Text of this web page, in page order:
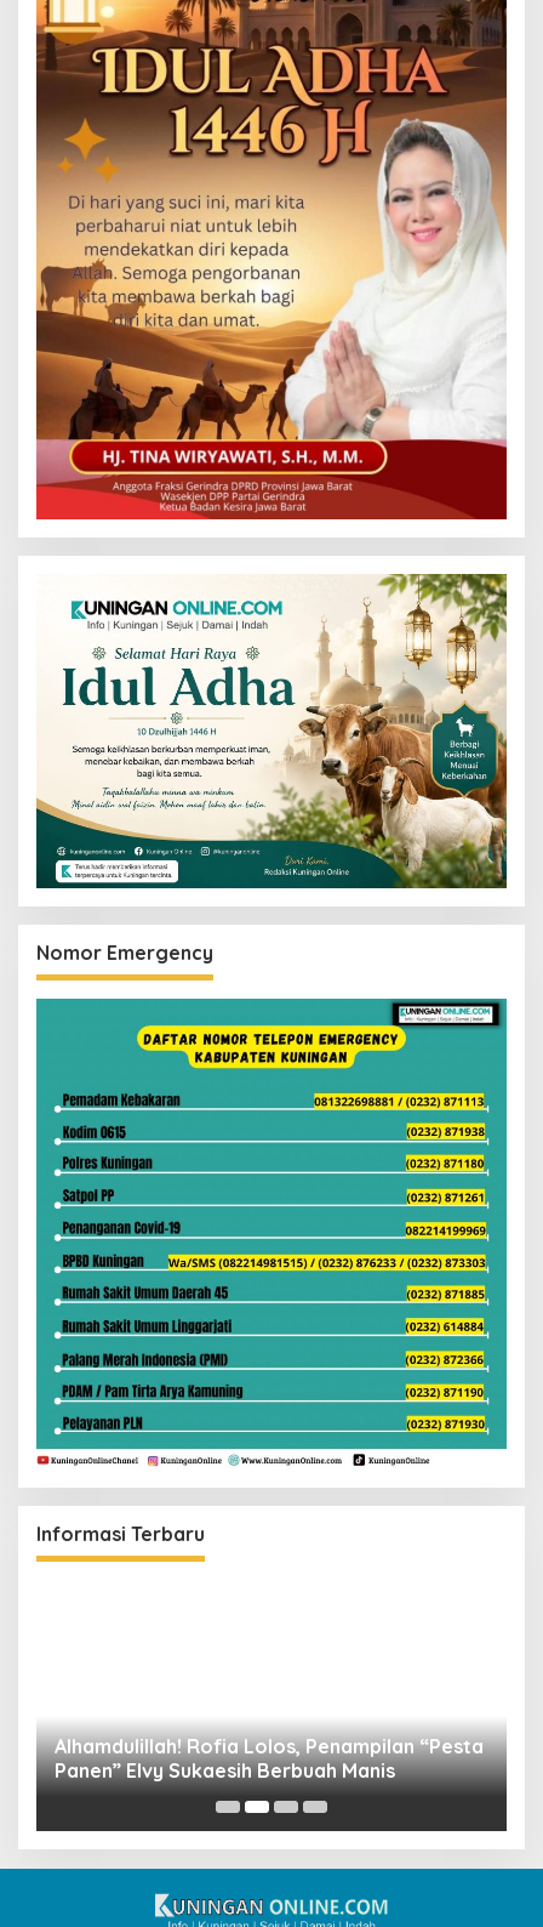
Nomor Emergency
Informasi Terbaru
Alhamdulillah! Rofia Lolos, Penampilan “Pesta
Panen” Elvy Sukaesih Berbuah Manis